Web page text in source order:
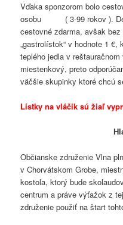
Vďaka sponzorom bolo
osobu ( 3-99 rokov ). Deti
cestovné zdarma, avšak
„gastrolístok“ v hodnote 1
teplého jedla v
miestenkový, preto
väčšie skupinky ktoré chcú
Lístky na vláčik sú žiaľ
Občianske združenie Vlna
v Chorvátskom Grobe,
kostola, ktorý bude
centrum a práve výťažok z
združenie použiť na štart